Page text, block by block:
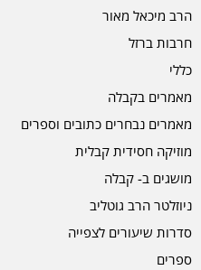
הרב מיכאל מאור
חרבות ברזל
כללי
מאמרים בקבלה
מאמרים נבחרים כתובים וספרים
מוזיקה חסידית קבלית
מושגים ב- קבלה
ניוזלטר הרב גוטליב
סדרות שיעורים לצפייה
ספרים